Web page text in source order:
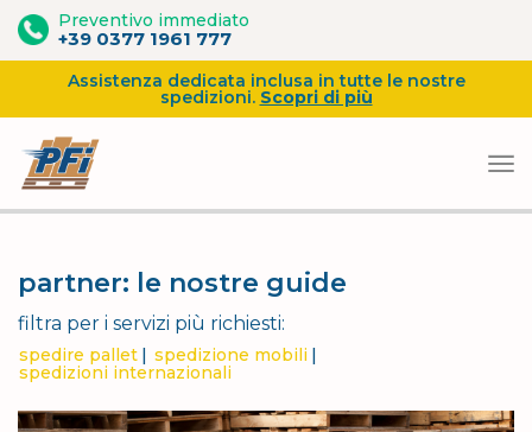
contenuto
Preventivo immediato
+39 0377 1961 777
Assistenza dedicata inclusa in tutte le nostre
spedizioni. Scopri di più
partner: le nostre guide
filtra per i servizi più richiesti:
spedire pallet
spedizione mobili
spedizioni internazionali